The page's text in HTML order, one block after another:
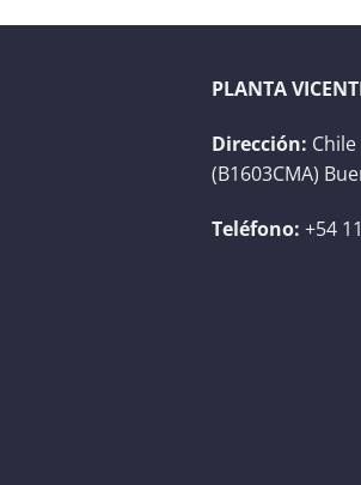
PLANTA
Dirección:
(B1603CMA)
Teléfono: +54